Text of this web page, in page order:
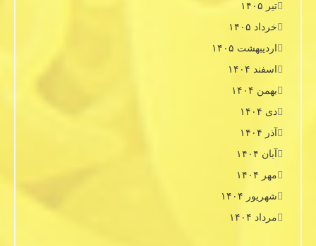
تیر ۱۴۰۵
خرداد ۱۴۰۵
اردیبهشت ۱۴۰۵
اسفند ۱۴۰۴
بهمن ۱۴۰۴
دی ۱۴۰۴
آذر ۱۴۰۴
آبان ۱۴۰۴
مهر ۱۴۰۴
شهریور ۱۴۰۴
مرداد ۱۴۰۴